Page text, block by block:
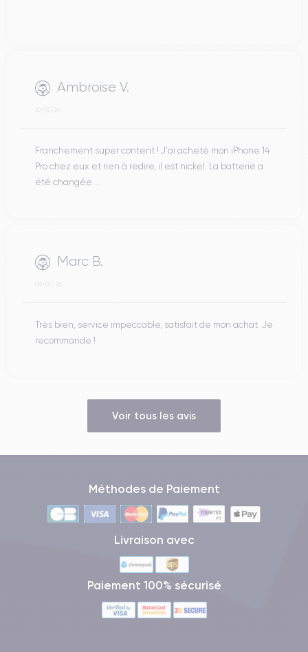
Ambroise V.
10/07/26
Franchement super content ! J'ai acheté mon iPhone 14
Pro chez eux et rien à redire, il est nickel. La batterie a
été changée ...
Marc B.
09/07/26
Très bien, service impeccable, satisfait de mon achat. Je
recommande !
Voir tous les avis
Méthodes de Paiement
Livraison avec
Paiement 100% sécurisé